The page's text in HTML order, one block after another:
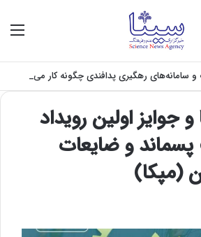
موشک‌های بالستیک و سامانه‌های رهگیری پدافندی چگونه کار می کنند؟
جوایز اولین رویداد
و ضایعات
(مپکا)